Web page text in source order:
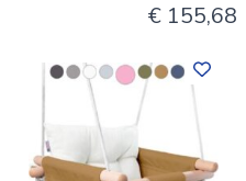
€ 155,68